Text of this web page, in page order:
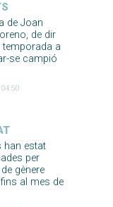
de Joan
de dir
temporada a
se campió
han estat
per
gènere
al mes de